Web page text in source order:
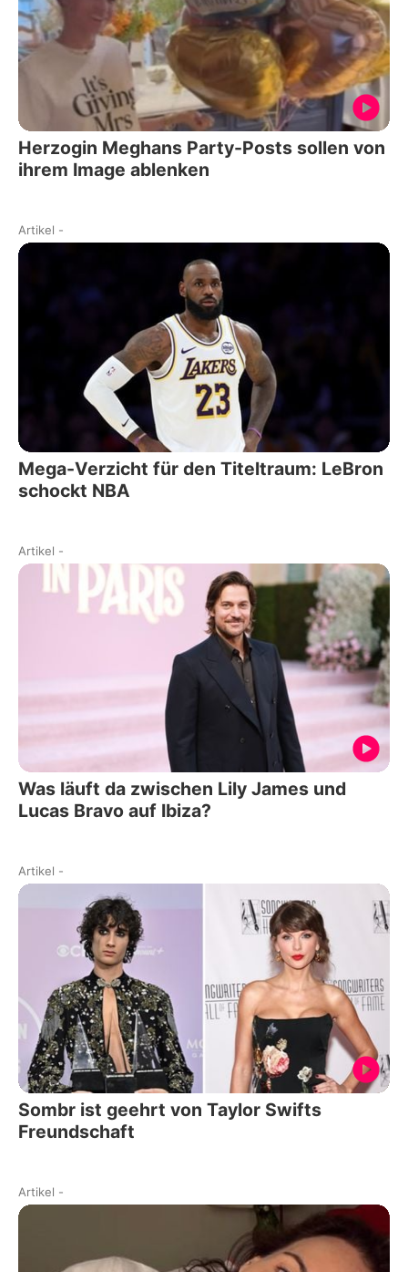
Herzogin Meghans Party-Posts sollen von
ihrem Image ablenken
Artikel -
Mega-Verzicht für den Titeltraum: LeBron
schockt NBA
Artikel -
Was läuft da zwischen Lily James und
Lucas Bravo auf Ibiza?
Artikel -
Sombr ist geehrt von Taylor Swifts
Freundschaft
Artikel -